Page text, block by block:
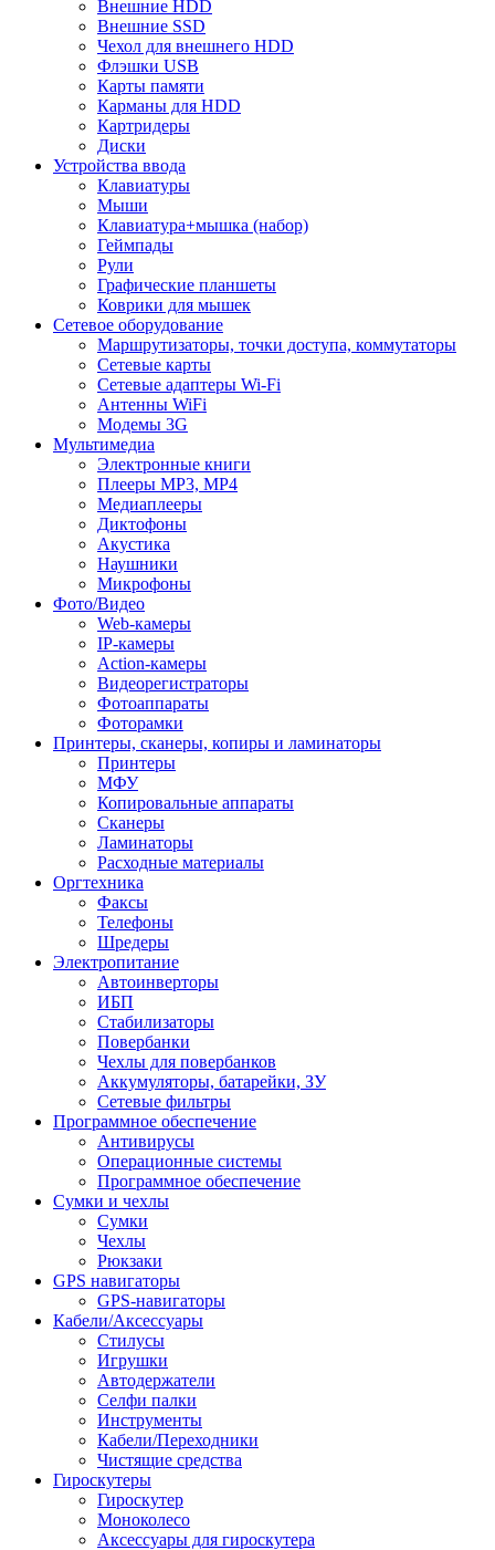
Внешние HDD
Внешние SSD
Чехол для внешнего HDD
Флэшки USB
Карты памяти
Карманы для HDD
Картридеры
Диски
Устройства ввода
Клавиатуры
Мыши
Клавиатура+мышка (набор)
Геймпады
Рули
Графические планшеты
Коврики для мышек
Сетевое оборудование
Маршрутизаторы, точки доступа, коммутаторы
Сетевые карты
Сетевые адаптеры Wi-Fi
Антенны WiFi
Модемы 3G
Мультимедиа
Электронные книги
Плееры MP3, MP4
Медиаплееры
Диктофоны
Акустика
Наушники
Микрофоны
Фото/Видео
Web-камеры
IP-камеры
Action-камеры
Видеорегистраторы
Фотоаппараты
Фоторамки
Принтеры, сканеры, копиры и ламинаторы
Принтеры
МФУ
Копировальные аппараты
Сканеры
Ламинаторы
Расходные материалы
Оргтехника
Факсы
Телефоны
Шредеры
Электропитание
Автоинверторы
ИБП
Стабилизаторы
Повербанки
Чехлы для повербанков
Аккумуляторы, батарейки, ЗУ
Сетевые фильтры
Программное обеспечение
Антивирусы
Операционные системы
Программное обеспечение
Сумки и чехлы
Сумки
Чехлы
Рюкзаки
GPS навигаторы
GPS-навигаторы
Кабели/Аксессуары
Стилусы
Игрушки
Автодержатели
Селфи палки
Инструменты
Кабели/Переходники
Чистящие средства
Гироскутеры
Гироскутер
Моноколесо
Аксессуары для гироскутера